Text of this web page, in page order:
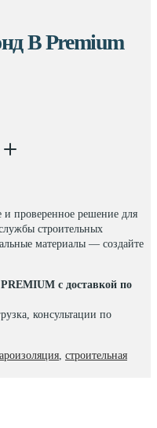
B Рremium
проверенное решение для
строительных
материалы — создайте
с доставкой по
консультации по
строительная